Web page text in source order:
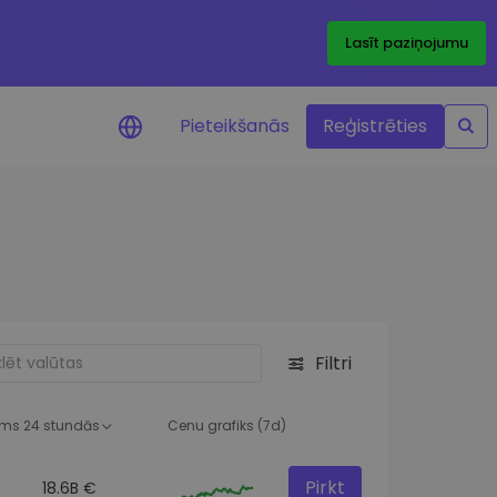
Lasīt paziņojumu
Pieteikšanās Reģistrēties
Filtri
24 stundās Cenu grafiks (7d)
18.6B € Pirkt